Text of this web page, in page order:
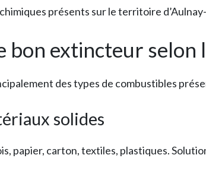
présents sur le territoire
bon extincteur selon
des types de combustibles
solides
papier, carton, textiles, plastiques.